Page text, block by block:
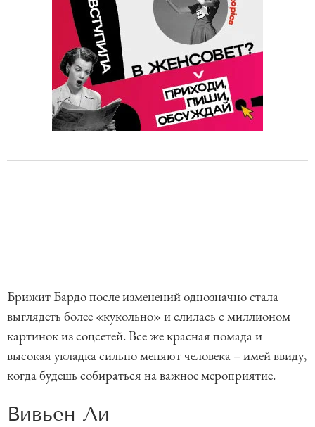
Брижит Бардо после изменений однозначно стала
выглядеть более «кукольно» и слилась с миллионом
картинок из соцсетей. Все же красная помада и
высокая укладка сильно меняют человека – имей ввиду,
когда будешь собираться на важное мероприятие.
Вивьен Ли